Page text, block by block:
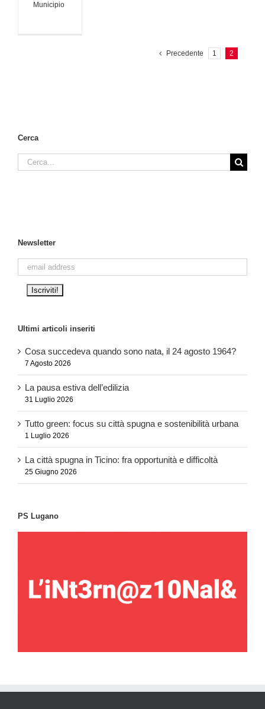
Municipio
Precedente 1 2
Cerca
Cerca
per:
Newsletter
Ultimi articoli inseriti
Cosa succedeva quando sono nata, il 24 agosto 1964?
7 Agosto 2026
La pausa estiva dell’edilizia
31 Luglio 2026
Tutto green: focus su città spugna e sostenibilità urbana
1 Luglio 2026
La città spugna in Ticino: fra opportunità e difficoltà
25 Giugno 2026
PS Lugano